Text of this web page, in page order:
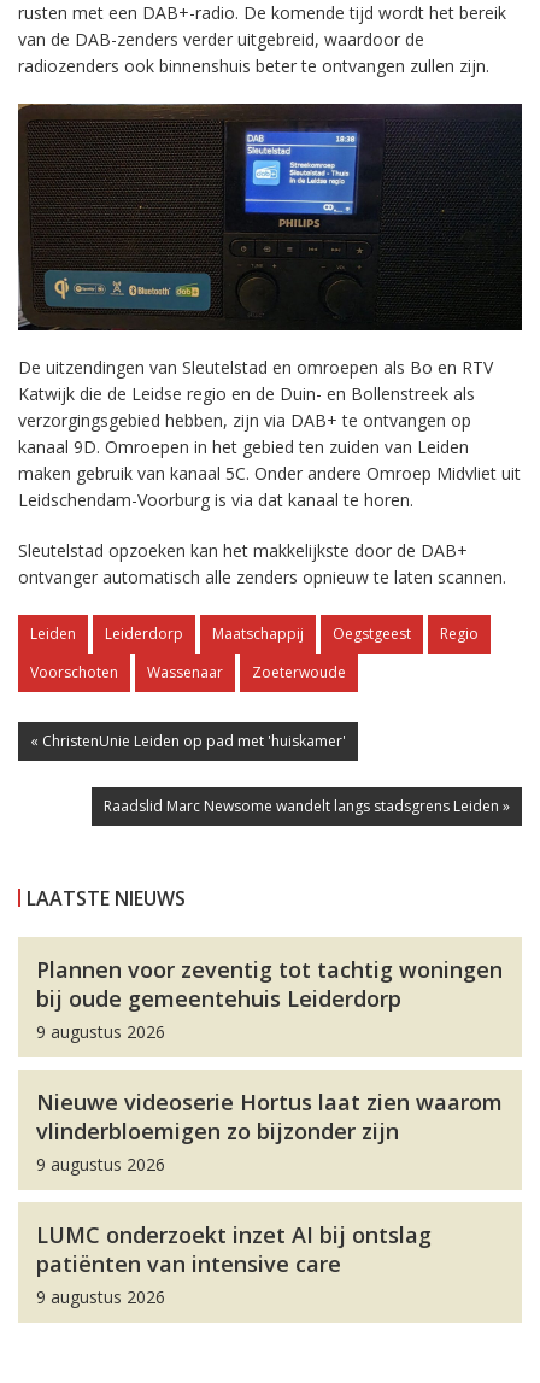
rusten met een DAB+-radio. De komende tijd wordt het bereik
van de DAB-zenders verder uitgebreid, waardoor de
radiozenders ook binnenshuis beter te ontvangen zullen zijn.
De uitzendingen van Sleutelstad en omroepen als Bo en RTV
Katwijk die de Leidse regio en de Duin- en Bollenstreek als
verzorgingsgebied hebben, zijn via DAB+ te ontvangen op
kanaal 9D. Omroepen in het gebied ten zuiden van Leiden
maken gebruik van kanaal 5C. Onder andere Omroep Midvliet uit
Leidschendam-Voorburg is via dat kanaal te horen.
Sleutelstad opzoeken kan het makkelijkste door de DAB+
ontvanger automatisch alle zenders opnieuw te laten scannen.
Leiden Leiderdorp Maatschappij Oegstgeest
Regio
Voorschoten
Wassenaar Zoeterwoude
« ChristenUnie Leiden op pad met 'huiskamer'
Raadslid Marc Newsome wandelt langs stadsgrens Leiden »
LAATSTE NIEUWS
Plannen voor zeventig tot tachtig woningen
bij oude gemeentehuis Leiderdorp
9 augustus 2026
Nieuwe videoserie Hortus laat zien waarom
vlinderbloemigen zo bijzonder zijn
9 augustus 2026
LUMC onderzoekt inzet AI bij ontslag
patiënten van intensive care
9 augustus 2026